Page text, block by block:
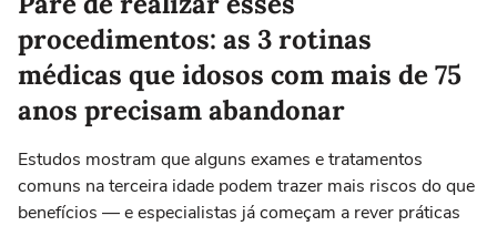
procedimentos: as 3 rotinas
médicas que idosos com mais de 75
anos precisam abandonar
Estudos mostram que alguns exames e tratamentos
comuns na terceira idade podem trazer mais riscos do que
benefícios — e especialistas já começam a rever práticas